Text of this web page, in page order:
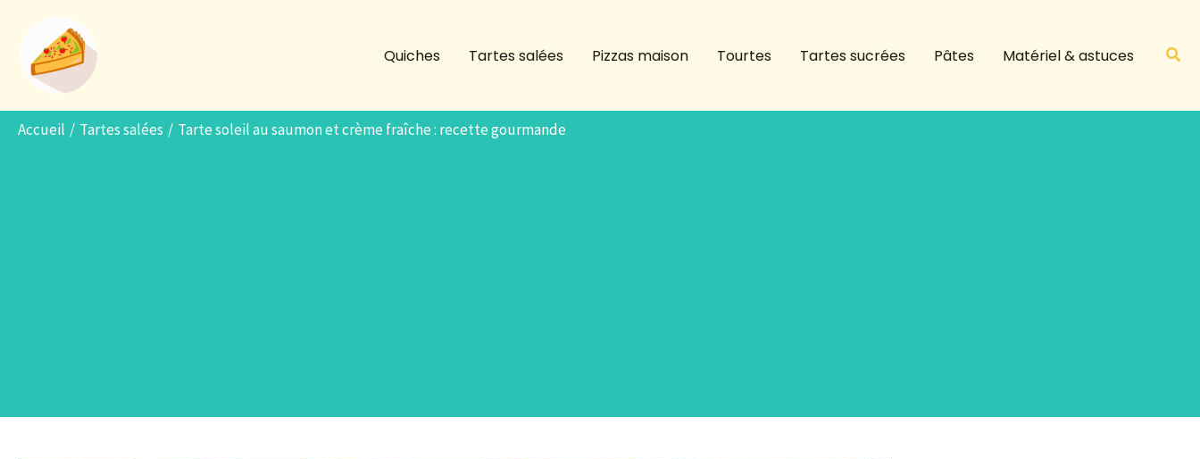
contenu
Quiches Tartes salées Pizzas maison Tourtes Tartes sucrées Pâtes Matériel & astuces
Accueil Tartes salées Tarte soleil au saumon et crème fraîche : recette gourmande